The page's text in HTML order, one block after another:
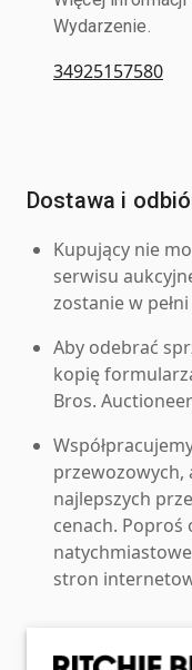
Wydarzenie.
34925157580
Dostawa i
Kupujący nie
serwisu
zostanie w pełni
Aby odebrać
kopię
Bros.
przewozowych,
najlepszych
cenach. Poproś
stron